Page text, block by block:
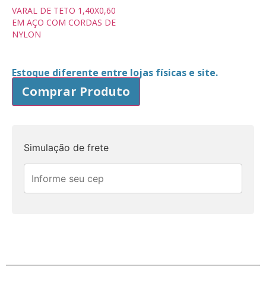
VARAL DE TETO 1,40X0,60
EM AÇO COM CORDAS DE
NYLON
Estoque diferente entre lojas físicas e site.
Comprar Produto
Simulação de frete